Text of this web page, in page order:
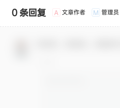
0 条回复 A 文章作者 M 管理员